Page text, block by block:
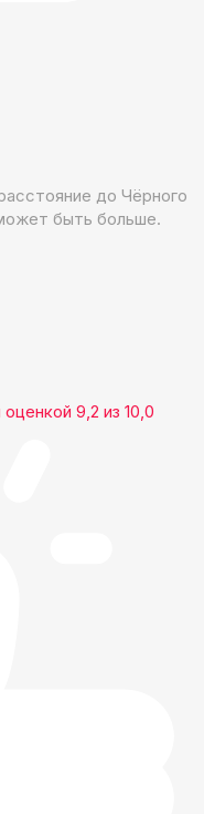
до Чёрного
быть больше.
9,2 из 10,0